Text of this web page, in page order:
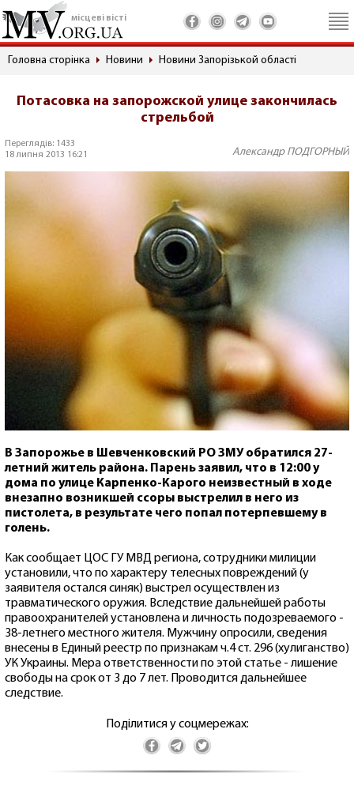
місцеві вісті
Головна сторінка Новини Новини Запорізькой області
Потасовка на запорожской улице закончилась
стрельбой
Переглядів: 1433
18 липня 2013 16:21
Александр ПОДГОРНЫЙ
В Запорожье в Шевченковский РО ЗМУ обратился 27-
летний житель района. Парень заявил, что в 12:00 у
дома по улице Карпенко-Карого неизвестный в ходе
внезапно возникшей ссоры выстрелил в него из
пистолета, в результате чего попал потерпевшему в
голень.
Как сообщает ЦОС ГУ МВД региона, сотрудники милиции
установили, что по характеру телесных повреждений (у
заявителя остался синяк) выстрел осуществлен из
травматического оружия. Вследствие дальнейшей работы
правоохранителей установлена и личность подозреваемого -
38-летнего местного жителя. Мужчину опросили, сведения
внесены в Единый реестр по признакам ч.4 ст. 296 (хулиганство)
УК Украины. Мера ответственности по этой статье - лишение
свободы на срок от 3 до 7 лет. Проводится дальнейшее
следствие.
Поділитися у соцмережах: